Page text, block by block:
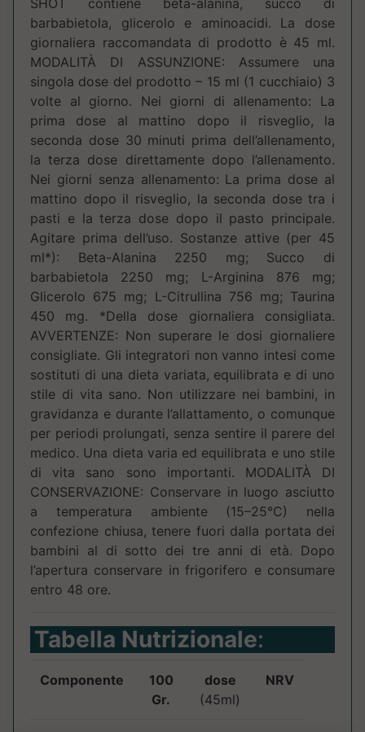
SHOT contiene beta-alanina, succo di
barbabietola, glicerolo e aminoacidi. La dose
giornaliera raccomandata di prodotto è 45 ml.
MODALITÀ DI ASSUNZIONE: Assumere una
singola dose del prodotto – 15 ml (1 cucchiaio) 3
volte al giorno. Nei giorni di allenamento: La
prima dose al mattino dopo il risveglio, la
seconda dose 30 minuti prima dell’allenamento,
la terza dose direttamente dopo l’allenamento.
Nei giorni senza allenamento: La prima dose al
mattino dopo il risveglio, la seconda dose tra i
pasti e la terza dose dopo il pasto principale.
Agitare prima dell’uso. Sostanze attive (per 45
ml*): Beta-Alanina 2250 mg; Succo di
barbabietola 2250 mg; L-Arginina 876 mg;
Glicerolo 675 mg; L-Citrullina 756 mg; Taurina
450 mg. *Della dose giornaliera consigliata.
AVVERTENZE: Non superare le dosi giornaliere
consigliate. Gli integratori non vanno intesi come
sostituti di una dieta variata, equilibrata e di uno
stile di vita sano. Non utilizzare nei bambini, in
gravidanza e durante l’allattamento, o comunque
per periodi prolungati, senza sentire il parere del
medico. Una dieta varia ed equilibrata e uno stile
di vita sano sono importanti. MODALITÀ DI
CONSERVAZIONE: Conservare in luogo asciutto
a temperatura ambiente (15–25°C) nella
confezione chiusa, tenere fuori dalla portata dei
bambini al di sotto dei tre anni di età. Dopo
l’apertura conservare in frigorifero e consumare
entro 48 ore.
Tabella Nutrizionale:
Componente
100
Gr.
dose
(45ml)
NRV